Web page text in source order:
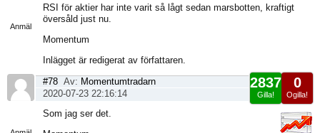
Anmäl
RSI för aktier har inte varit så lågt sedan marsbotten, kraftigt
översåld just nu.
Momentum
Inlägget är redigerat av författaren.
0
Ogilla!
2837
Gilla!
#78 Av: Momentumtradarn
2020-07-23 22:16:14
Som jag ser det.